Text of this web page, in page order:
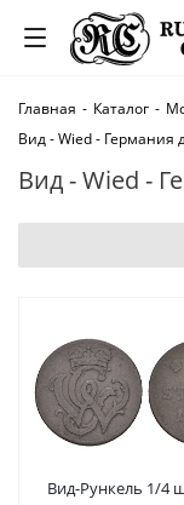
Главная - Каталог -
Вид - Wied - Германия
Вид - Wied -
Вид-Рункель 1/4